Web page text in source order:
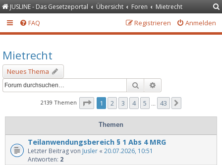
JUSLINE - Das Gesetzeportal Übersicht Foren Mietrecht
FAQ Anmelden
Registrieren
Mietrecht
Neues Thema
Suche
2139 Themen Seite 1von 43
1 2 3 4 5 43
Themen
Teilanwendungsbereich § 1 Abs 4 MRG
Letzter Beitrag von Jusler « 20.07.2026, 10:51
Antworten: 2